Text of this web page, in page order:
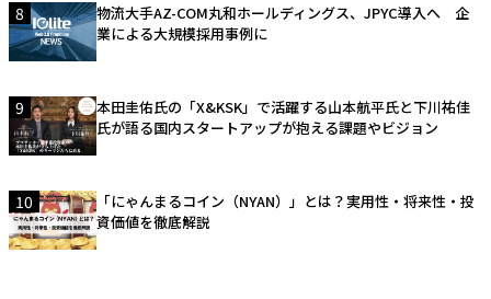
8
物流大手AZ-COM丸和ホールディングス、JPYC導入へ 企
業による大規模採用事例に
9
本田圭佑氏の「X&KSK」で活躍する山本航平氏と下川祐佳
氏が語る国内スタートアップが抱える課題やビジョン
10
「にゃんまるコイン（NYAN）」とは？実用性・将来性・投
資価値を徹底解説